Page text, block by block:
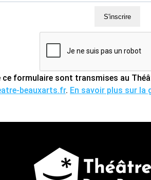
S'inscrire
formulaire sont transmises au
beauxarts.fr. En savoir plus sur